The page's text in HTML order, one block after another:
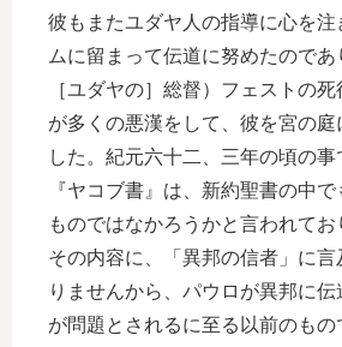
彼もまたユダヤ人の指導に心を注
ムに留まって伝道に努めたのであ
［ユダヤの］総督）フェストの
が多くの悪漢をして、彼を宮の庭
した。紀元六十二、三年の頃の事
『ヤコブ書』は、新約聖書の中
ものではなかろうかと言われて
その内容に、「異邦の信者」に
りませんから、パウロが異邦に伝
が問題とされるに至る以前のも